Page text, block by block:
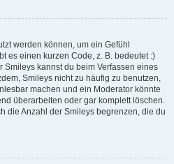
werden können, um ein Gefühl
es einen kurzen Code, z. B. bedeutet :)
kannst du beim Verfassen eines
Smileys nicht zu häufig zu benutzen,
machen und ein Moderator könnte
überarbeiten oder gar komplett löschen.
die Anzahl der Smileys begrenzen, die du